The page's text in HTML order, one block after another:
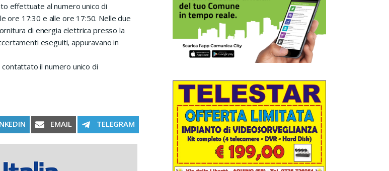
effettuate al numero unico di
ore 17:30 e alle ore 17:50. Nelle due
di energia elettrica presso la
eseguiti, appuravano in
il numero unico di
ON SHARE ON
EMAIL SHARE ON
TELEGRAM